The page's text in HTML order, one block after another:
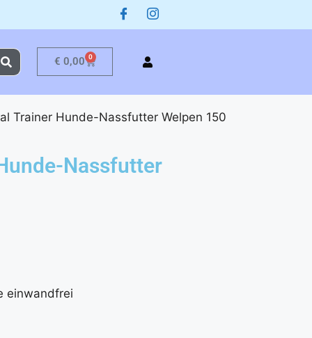
€ 0,00 0
Trainer Hunde-Nassfutter Welpen 150
Nassfutter
einwandfrei